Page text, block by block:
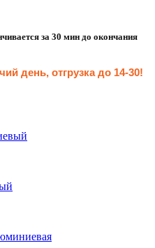
за 30 мин до окончания
день, отгрузка до 14-30!